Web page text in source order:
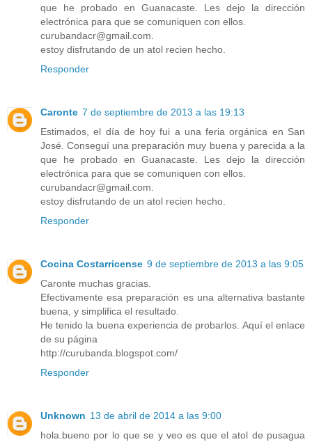
que he probado en Guanacaste. Les dejo la dirección
electrónica para que se comuniquen con ellos.
curubandacr@gmail.com.
estoy disfrutando de un atol recien hecho.
Responder
Caronte 7 de septiembre de 2013 a las 19:13
Estimados, el día de hoy fui a una feria orgánica en San
José. Conseguí una preparación muy buena y parecida a la
que he probado en Guanacaste. Les dejo la dirección
electrónica para que se comuniquen con ellos.
curubandacr@gmail.com.
estoy disfrutando de un atol recien hecho.
Responder
Cocina Costarricense 9 de septiembre de 2013 a las 9:05
Caronte muchas gracias.
Efectivamente esa preparación es una alternativa bastante
buena, y simplifica el resultado.
He tenido la buena experiencia de probarlos. Aquí el enlace
de su página
http://curubanda.blogspot.com/
Responder
Unknown 13 de abril de 2014 a las 9:00
hola.bueno por lo que se y veo es que el atol de pusagua